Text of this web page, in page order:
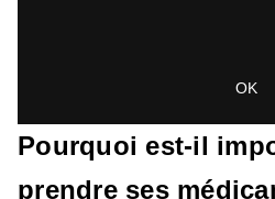
OK
Pourquoi est-il
prendre ses